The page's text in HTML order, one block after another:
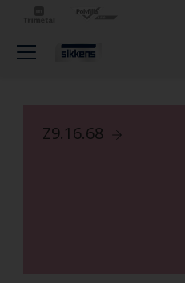
Z9.16.68